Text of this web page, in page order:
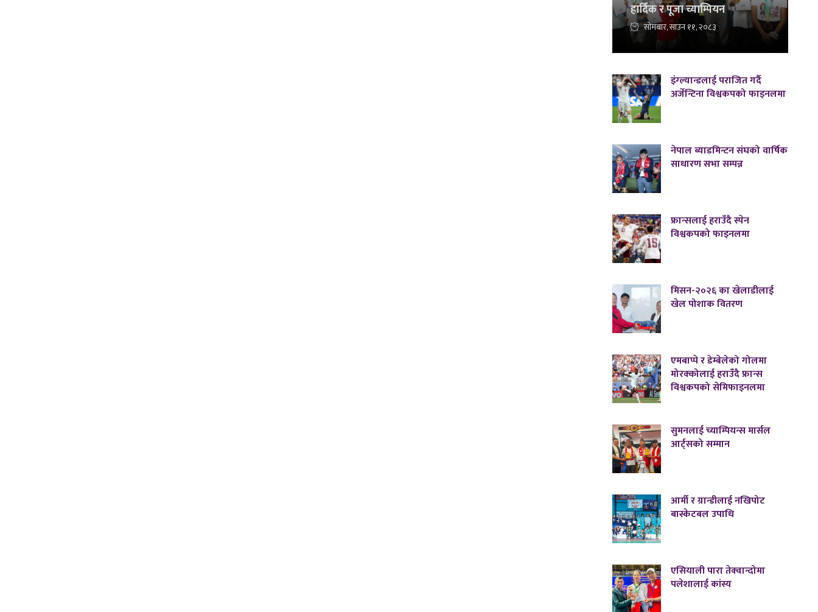
हार्दिक र पूजा च्याम्पियन
सोमबार, साउन ११, २०८३
इंग्ल्यान्डलाई पराजित गर्दै
अर्जेन्टिना विश्वकपको फाइनलमा
नेपाल ब्याडमिन्टन संघको वार्षिक
साधारण सभा सम्पन्न
फ्रान्सलाई हराउँदै स्पेन
विश्वकपको फाइनलमा
मिसन-२०२६ का खेलाडीलाई
खेल पोशाक वितरण
एमबाप्पे र डेम्बेलेको गोलमा
मोरक्कोलाई हराउँदै फ्रान्स
विश्वकपको सेमिफाइनलमा
सुमनलाई च्याम्पियन्स मार्सल
आर्ट्सको सम्मान
आर्मी र ग्रान्डीलाई नखिपोट
बास्केटबल उपाधि
एसियाली पारा तेक्वान्दोमा
पलेशालाई कांस्य